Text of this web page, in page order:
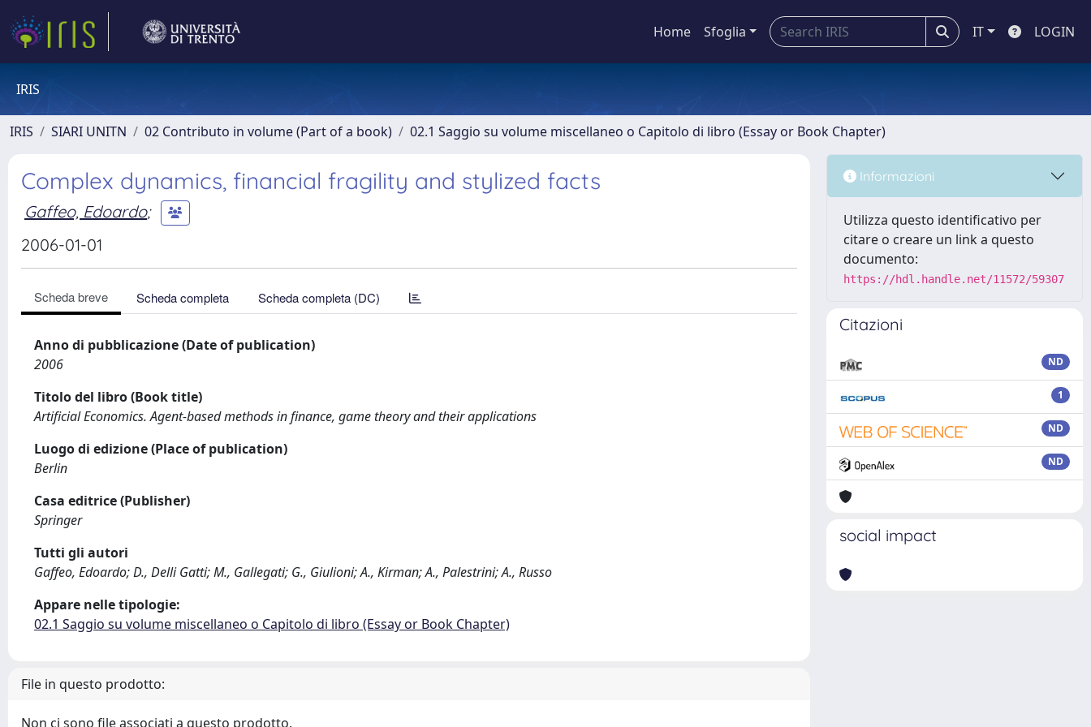
Home Sfoglia IT LOGIN
IRIS
IRIS SIARI UNITN 02 Contributo in volume (Part of a book) 02.1 Saggio su volume miscellaneo o Capitolo di libro (Essay or Book Chapter)
Complex dynamics, financial fragility and stylized facts
Gaffeo, Edoardo;
2006-01-01
Scheda breve Scheda completa Scheda completa (DC)
Anno di pubblicazione (Date of publication)
2006
Titolo del libro (Book title)
Artificial Economics. Agent-based methods in finance, game theory and their applications
Luogo di edizione (Place of publication)
Berlin
Casa editrice (Publisher)
Springer
Tutti gli autori
Gaffeo, Edoardo; D., Delli Gatti; M., Gallegati; G., Giulioni; A., Kirman; A., Palestrini; A., Russo
Appare nelle tipologie:
02.1 Saggio su volume miscellaneo o Capitolo di libro (Essay or Book Chapter)
File in questo prodotto:
Non ci sono file associati a questo prodotto.
Informazioni
Utilizza questo identificativo per
citare o creare un link a questo
documento:
https://hdl.handle.net/11572/59307
Citazioni
ND
1
ND
ND
social impact